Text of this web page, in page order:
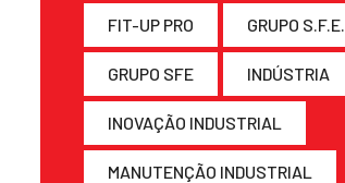
FIT-UP PRO GRUPO S.F.E.
GRUPO SFE INDÚSTRIA
INOVAÇÃO INDUSTRIAL
MANUTENÇÃO INDUSTRIAL